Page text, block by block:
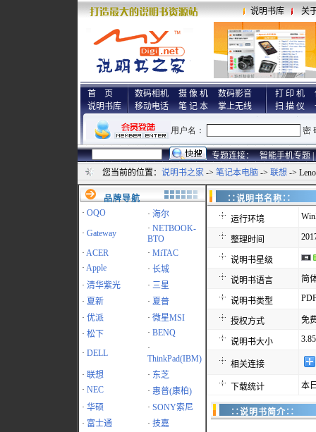
说明书库 关
首 页
说明书库
数码相机 摄 像 机
数码影音
移动电话
笔 记 本 掌上无线
打 印 机
扫 描 仪
专题连接： 智能手机专题 |
您当前的位置： 说明书之家 -> 笔记本电脑 -> 联想 ->
品牌导航
· OQO · 海尔
· Gateway · NETBOOK-
BTO
· ACER · MiTAC
· Apple · 长城
· 清华紫光 · 三星
· 夏新 · 夏普
· 优派 · 微星MSI
· 松下 · BENQ
· DELL
·
ThinkPad(IBM)
· 联想 · 东芝
· NEC · 惠普(康柏)
· 华硕 · SONY索尼
· 富士通 · 技嘉
∷说明书名
运行环境
整理时间
说明书星级
说明书语言 简
说明书类型
授权方式 免
说明书大小
相关连接
下载统计 本
∷说明书简介∷